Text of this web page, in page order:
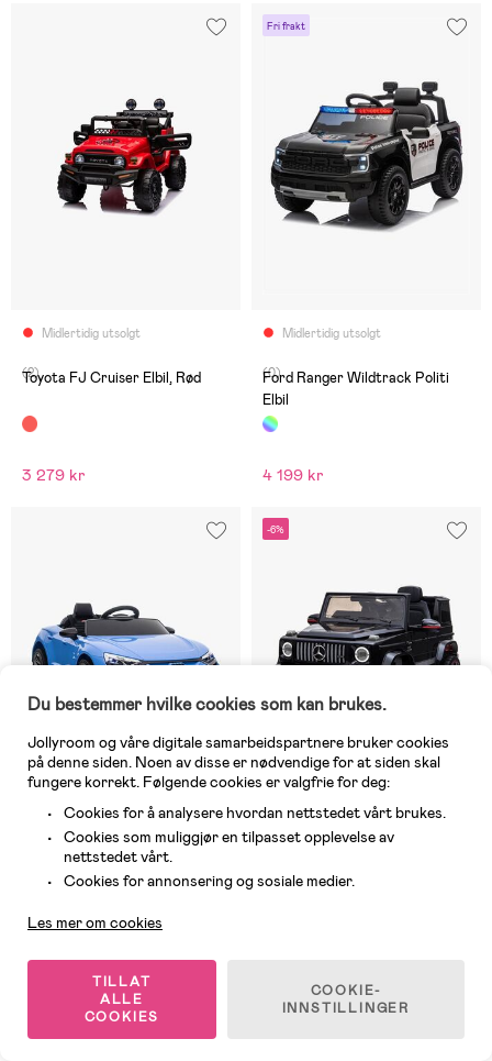
Midlertidig utsolgt
(2)
Toyota FJ Cruiser Elbil, Rød
3 279 kr
Fri frakt
Midlertidig utsolgt
(0)
Ford Ranger Wildtrack Politi
Elbil
4 199 kr
Midlertidig utsolgt
Veldig høy lyd så barnet blir
redd. Ønsker en knapp som
du kan stille ned lyden på.
Bilen spinner på gress
Audi RS e-tron GT Elbil med
2 609 kr
Veil. Pris: 2 779 kr
-6%
Midlertidig utsolgt
(4)
Mercedes AMG G63 Elbil, Svart
Tidl. pris: 4 077 kr
Du bestemmer hvilke cookies som kan brukes.
Jollyroom og våre digitale samarbeidspartnere bruker cookies
på denne siden. Noen av disse er nødvendige for at siden skal
fungere korrekt. Følgende cookies er valgfrie for deg:
Cookies for å analysere hvordan nettstedet vårt brukes.
Cookies som muliggjør en tilpasset opplevelse av
nettstedet vårt.
Cookies for annonsering og sosiale medier.
Les mer om cookies
TILLAT
ALLE
COOKIES
COOKIE-
INNSTILLINGER